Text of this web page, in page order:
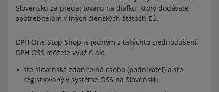
Slovensku za predaj tovaru na diaľku, ktorý dodávate
spotrebiteľom v iných členských štátoch EÚ.
DPH One-Stop-Shop je jedným z takýchto zjednodušení.
DPH OSS môžete využiť, ak:
ste slovenská zdaniteľná osoba (podnikateľ) a ste
registrovaný v systéme OSS na Slovensku